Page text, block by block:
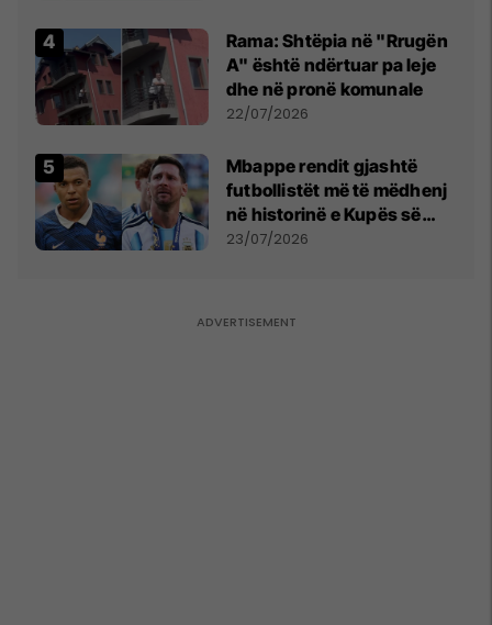
Rama: Shtëpia në "Rrugën
A" është ndërtuar pa leje
dhe në pronë komunale
22/07/2026
Mbappe rendit gjashtë
futbollistët më të mëdhenj
në historinë e Kupës së
Botës, Messi mbetet i dyti
23/07/2026